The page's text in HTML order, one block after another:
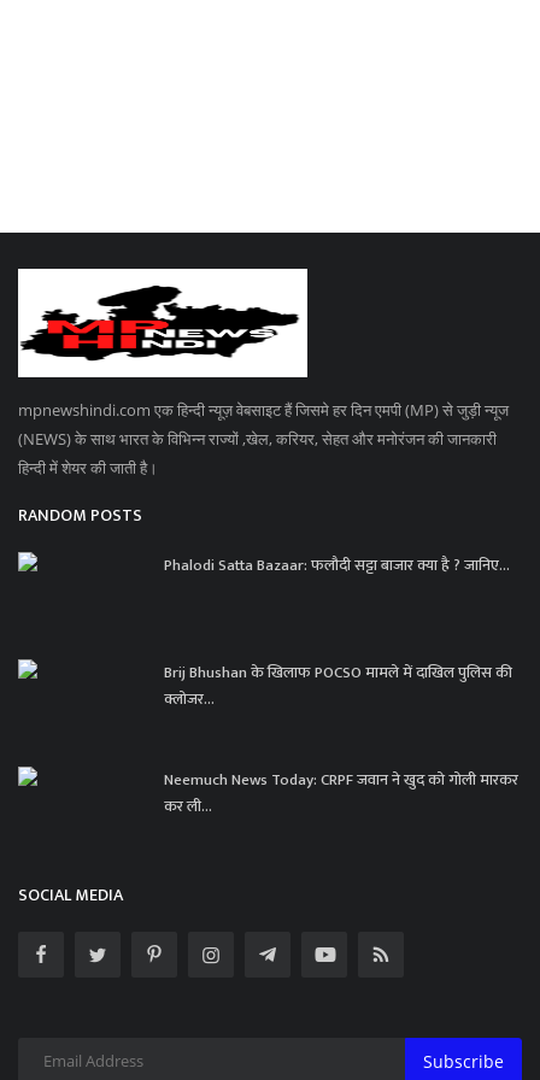
mpnewshindi.com एक हिन्दी न्यूज़ वेबसाइट हैं जिसमे हर दिन एमपी (MP) से जुड़ी न्यूज
(NEWS) के साथ भारत के विभिन्न राज्यों ,खेल, करियर, सेहत और मनोरंजन की जानकारी
हिन्दी में शेयर की जाती है।
RANDOM POSTS
Phalodi Satta Bazaar: फलौदी सट्टा बाजार क्या है ? जानिए...
Brij Bhushan के खिलाफ POCSO मामले में दाखिल पुलिस की
क्लोजर...
Neemuch News Today: CRPF जवान ने खुद को गोली मारकर
कर ली...
SOCIAL MEDIA
Subscribe